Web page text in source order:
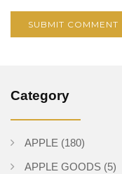
Category
APPLE (180)
APPLE GOODS (5)